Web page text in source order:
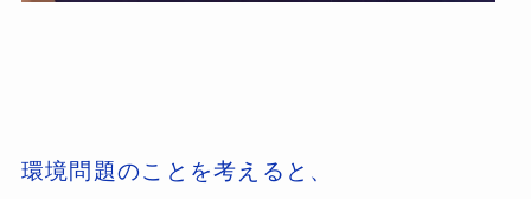
環境問題のことを考えると、